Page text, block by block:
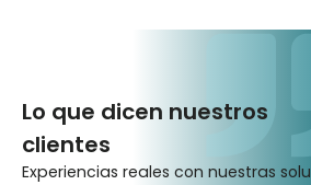
Lo que dicen nuestros
clientes
Experiencias reales con nuestras